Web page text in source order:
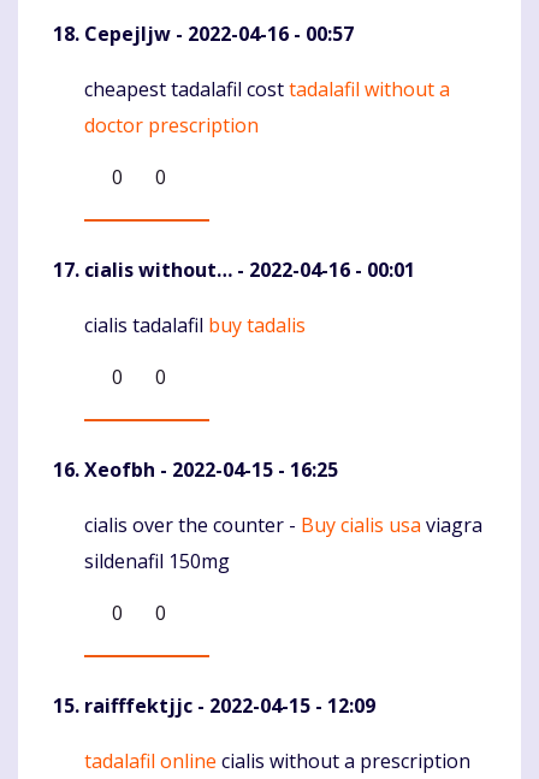
Cepejljw - 2022-04-16 - 00:57
Komentaras
cheapest tadalafil costtadalafil without a
doctor prescription
0
0
cialis without… - 2022-04-16 - 00:01
Komentaras
cialis tadalafil buy tadalis
0
0
Xeofbh - 2022-04-15 - 16:25
Komentaras
cialis over the counter - Buy cialis usa viagra
sildenafil 150mg
0
0
raifffektjjc - 2022-04-15 - 12:09
Komentaras
tadalafil online cialis without a prescription